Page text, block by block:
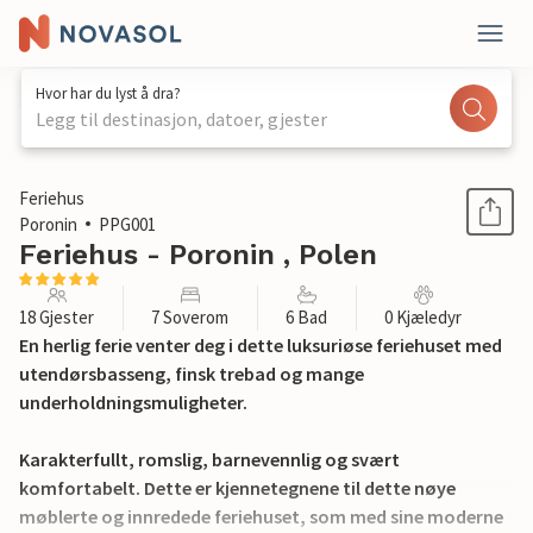
Hvor har du lyst å dra?
Legg til destinasjon, datoer, gjester
1 / 22
Feriehus
Poronin
PPG001
Feriehus - Poronin , Polen
18 Gjester 7 Soverom 6 Bad 0 Kjæledyr
En herlig ferie venter deg i dette luksuriøse feriehuset med
utendørsbasseng, finsk trebad og mange
underholdningsmuligheter.
Karakterfullt, romslig, barnevennlig og svært
komfortabelt. Dette er kjennetegnene til dette nøye
møblerte og innredede feriehuset, som med sine moderne